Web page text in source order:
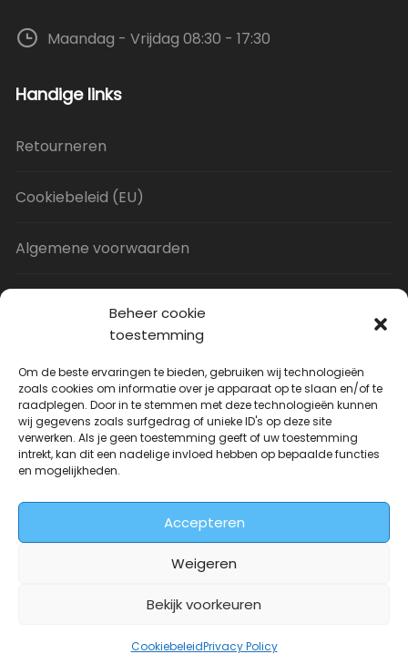
Beheer cookie
toestemming
Om de beste ervaringen te bieden, gebruiken wij technologieën
zoals cookies om informatie over je apparaat op te slaan en/of te
raadplegen. Door in te stemmen met deze technologieën kunnen
wij gegevens zoals surfgedrag of unieke ID's op deze site
verwerken. Als je geen toestemming geeft of uw toestemming
intrekt, kan dit een nadelige invloed hebben op bepaalde functies
en mogelijkheden.
Accepteren
Weigeren
Bekijk voorkeuren
CookiebeleidPrivacy Policy
Maandag - Vrijdag 08:30 - 17:30
Handige links
Retourneren
Cookiebeleid (EU)
Algemene voorwaarden
Uitverkoop
JNF Deurklink gebogen 16mm
prijs
was:
prijs
is:
Deurkrukwinkel.nl is onderdeel van
DeurbeslagGigant